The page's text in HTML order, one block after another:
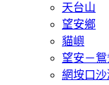
天台山
望安鄉
貓嶼
望安－鴛
網垵口沙